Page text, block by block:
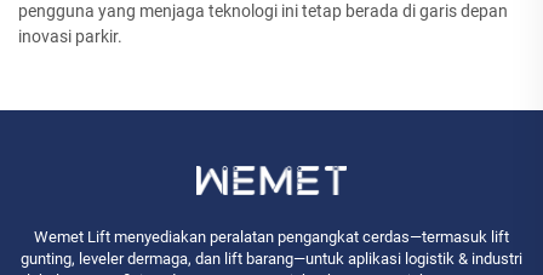
pengguna yang menjaga teknologi ini tetap berada di garis depan
inovasi parkir.
Wemet Lift menyediakan peralatan pengangkat cerdas—termasuk lift
gunting, leveler dermaga, dan lift barang—untuk aplikasi logistik & industri